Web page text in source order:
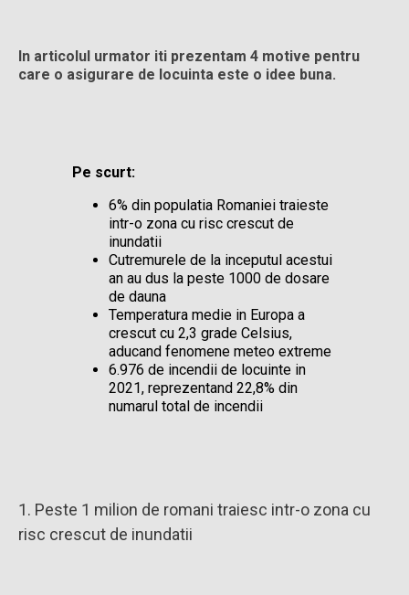
In articolul urmator iti prezentam 4 motive pentru
care o asigurare de locuinta este o idee buna.
Pe scurt:
6% din populatia Romaniei traieste
intr-o zona cu risc crescut de
inundatii
Cutremurele de la inceputul acestui
an au dus la peste 1000 de dosare
de dauna
Temperatura medie in Europa a
crescut cu 2,3 grade Celsius,
aducand fenomene meteo extreme
6.976 de incendii de locuinte in
2021, reprezentand 22,8% din
numarul total de incendii
1. Peste 1 milion de romani traiesc intr-o zona cu
risc crescut de inundatii